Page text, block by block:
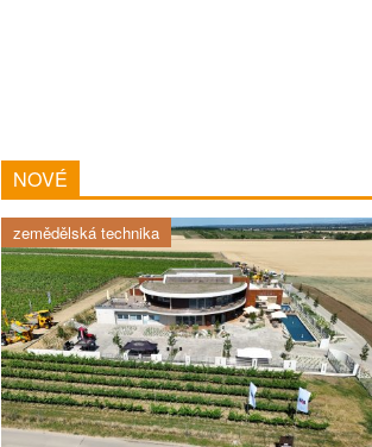
NOVÉ
zemědělská technika